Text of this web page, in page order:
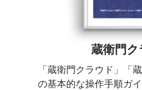
蔵衛門ク
「蔵衛門クラウド」「
の基本的な操作手順ガイ